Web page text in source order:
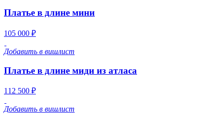
Платье в длине мини
105 000 ₽
Добавить в вишлист
Платье в длине миди из атласа
112 500 ₽
Добавить в вишлист